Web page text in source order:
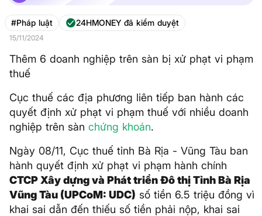
#Pháp luật 24HMONEY đã kiểm duyệt
15/11/2024
Thêm 6 doanh nghiệp trên sàn bị xử phạt vi phạm
thuế
Cục thuế các địa phương liên tiếp ban hành các
quyết định xử phạt vi phạm thuế với nhiều doanh
nghiệp trên sàn chứng khoán.
Ngày 08/11, Cục thuế tỉnh Bà Rịa - Vũng Tàu ban
hành quyết định xử phạt vi phạm hành chính
CTCP Xây dựng và Phát triển Đô thị Tỉnh Bà Rịa
Vũng Tàu (UPCoM: UDC) số tiền 6.5 triệu đồng vì
khai sai dẫn đến thiếu số tiền phải nộp, khai sai